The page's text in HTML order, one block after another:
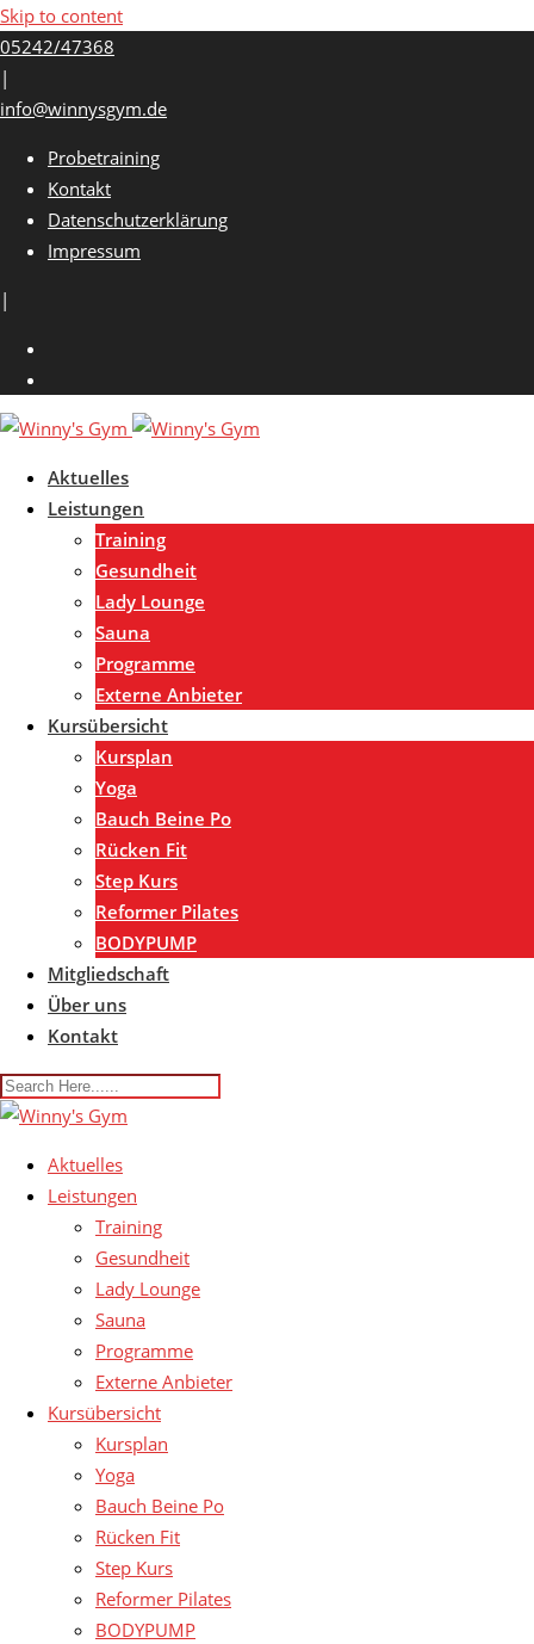
Skip to content
05242/47368
|
info@winnysgym.de
Probetraining
Kontakt
Datenschutzerklärung
Impressum
|
Aktuelles
Leistungen
Training
Gesundheit
Lady Lounge
Sauna
Programme
Externe Anbieter
Kursübersicht
Kursplan
Yoga
Bauch Beine Po
Rücken Fit
Step Kurs
Reformer Pilates
BODYPUMP
Mitgliedschaft
Über uns
Kontakt
Aktuelles
Leistungen
Training
Gesundheit
Lady Lounge
Sauna
Programme
Externe Anbieter
Kursübersicht
Kursplan
Yoga
Bauch Beine Po
Rücken Fit
Step Kurs
Reformer Pilates
BODYPUMP